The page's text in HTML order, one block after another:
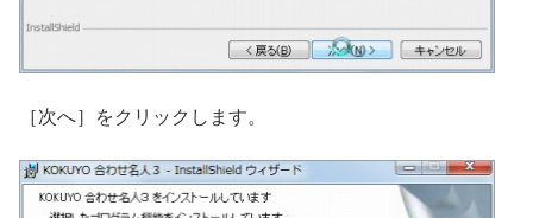
［次へ］をクリックします。